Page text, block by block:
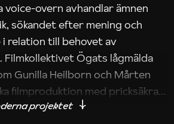
voice-overn avhandlar ämnen
sökandet efter mening och
relation till behovet av
Filmkollektivet Ögats lågmälda
Gunilla Heilborn och Mårten
filmproduktion med pricksäkra
svårt det kan vara att omsätta